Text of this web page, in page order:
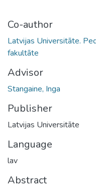
Co-author
Latvijas Universitāte.
fakultāte
Advisor
Stangaine, Inga
Publisher
Latvijas Universitāte
Language
lav
Abstract